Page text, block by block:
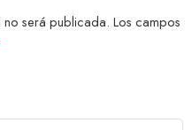
será publicada. Los campos